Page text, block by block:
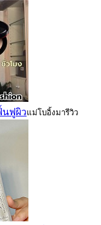
นฟูผิวแม่โบอิ้งมารีวิว